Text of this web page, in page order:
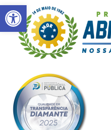
Abrir a barra de ferramentas
Skip
to
content